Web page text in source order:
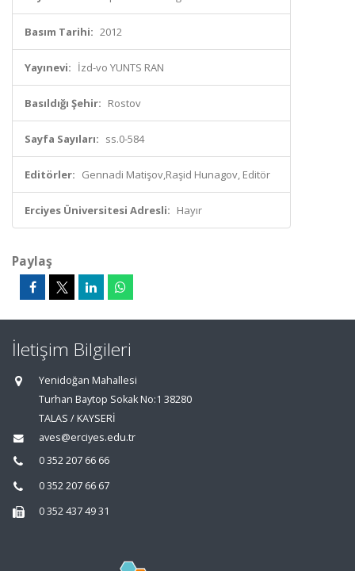
Basım Tarihi: 2012
Yayınevi: İzd-vo YUNTS RAN
Basıldığı Şehir: Rostov
Sayfa Sayıları: ss.0-584
Editörler: Gennadi Matişov,Raşid Hunagov, Editör
Erciyes Üniversitesi Adresli: Hayır
Paylaş
İletişim Bilgileri
Yenidoğan Mahallesi
Turhan Baytop Sokak No:1 38280
TALAS / KAYSERİ
aves@erciyes.edu.tr
0 352 207 66 66
0 352 207 66 67
0 352 437 49 31